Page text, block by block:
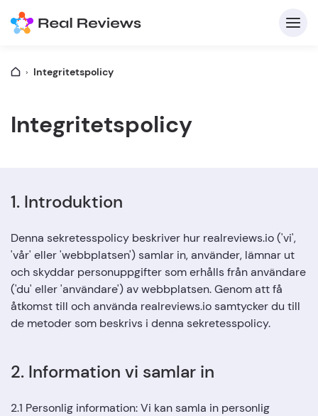
Integritetspolicy
Integritetspolicy
1. Introduktion
Denna sekretesspolicy beskriver hur realreviews.io ('vi',
'vår' eller 'webbplatsen') samlar in, använder, lämnar ut
och skyddar personuppgifter som erhålls från användare
('du' eller 'användare') av webbplatsen. Genom att få
åtkomst till och använda realreviews.io samtycker du till
de metoder som beskrivs i denna sekretesspolicy.
2. Information vi samlar in
2.1 Personlig information: Vi kan samla in personlig